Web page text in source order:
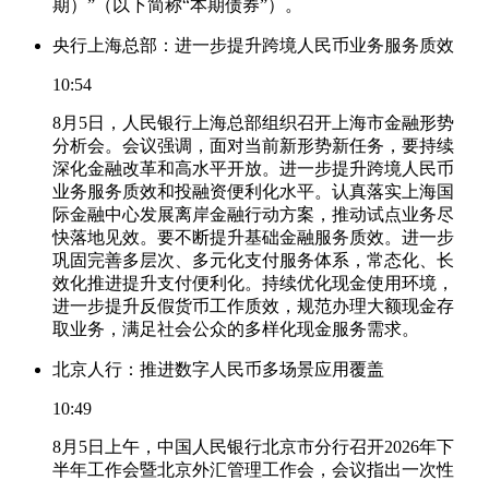
期）”（以下简称“本期债券”）。
央行上海总部：进一步提升跨境人民币业务服务质效
10:54
8月5日，人民银行上海总部组织召开上海市金融形势
分析会。会议强调，面对当前新形势新任务，要持续
深化金融改革和高水平开放。进一步提升跨境人民币
业务服务质效和投融资便利化水平。认真落实上海国
际金融中心发展离岸金融行动方案，推动试点业务尽
快落地见效。要不断提升基础金融服务质效。进一步
巩固完善多层次、多元化支付服务体系，常态化、长
效化推进提升支付便利化。持续优化现金使用环境，
进一步提升反假货币工作质效，规范办理大额现金存
取业务，满足社会公众的多样化现金服务需求。
北京人行：推进数字人民币多场景应用覆盖
10:49
8月5日上午，中国人民银行北京市分行召开2026年下
半年工作会暨北京外汇管理工作会，会议指出一次性